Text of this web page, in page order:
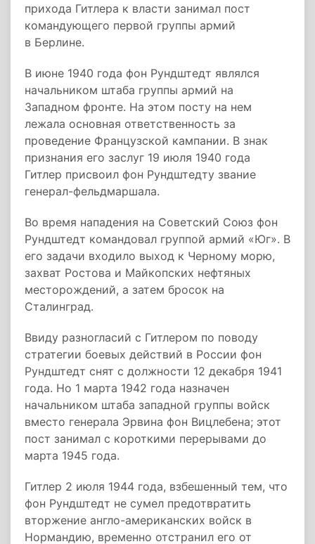
прихода Гитлера к власти занимал пост
командующего первой группы армий
в Берлине.
В июне 1940 года фон Рундштедт являлся
начальником штаба группы армий на
Западном фронте. На этом посту на нем
лежала основная ответственность за
проведение Французской кампании. В знак
признания его заслуг 19 июля 1940 года
Гитлер присвоил фон Рундштедту звание
генерал-фельдмаршала.
Во время нападения на Советский Союз фон
Рундштедт командовал группой армий «Юг». В
его задачи входило выход к Черному морю,
захват Ростова и Майкопских нефтяных
месторождений, а затем бросок на
Сталинград.
Ввиду разногласий с Гитлером по поводу
стратегии боевых действий в России фон
Рундштедт снят с должности 12 декабря 1941
года. Но 1 марта 1942 года назначен
начальником штаба западной группы войск
вместо генерала Эрвина фон Вицлебена; этот
пост занимал с короткими перерывами до
марта 1945 года.
Гитлер 2 июля 1944 года, взбешенный тем, что
фон Рундштедт не сумел предотвратить
вторжение англо-американских войск в
Нормандию, временно отстранил его от